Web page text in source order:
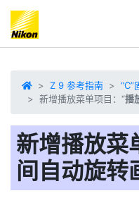
Z 9 参考指南
新增播放菜单项目：“播
新增播放菜
间自动旋转